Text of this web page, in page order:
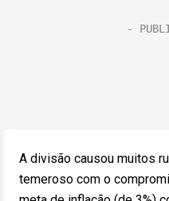
A divisão causou muitos
temeroso com o